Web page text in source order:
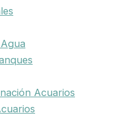
Acuarios